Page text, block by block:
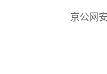
京公网